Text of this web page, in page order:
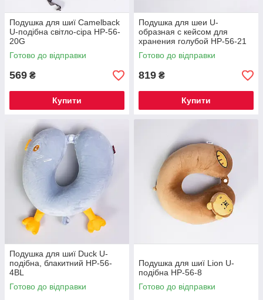
Подушка для шиї Camelback
U-подібна світло-сіра HP-56-
20G
Готово до відправки
569 ₴
Купити
Подушка для шеи U-
образная с кейсом для
хранения голубой HP-56-21
Готово до відправки
819 ₴
Купити
Подушка для шиї Duck U-
подібна, блакитний HP-56-
4BL
Готово до відправки
Подушка для шиї Lion U-
подібна HP-56-8
Готово до відправки